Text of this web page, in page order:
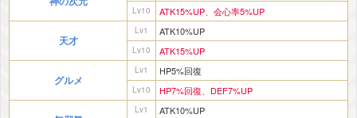
Lv10 ATK15%UP、会心率5%UP
天才
Lv1 ATK10%UP
Lv10 ATK15%UP
グルメ
Lv1 HP5%回復
Lv10 HP7%回復、DEF7%UP
Lv1 ATK10%UP